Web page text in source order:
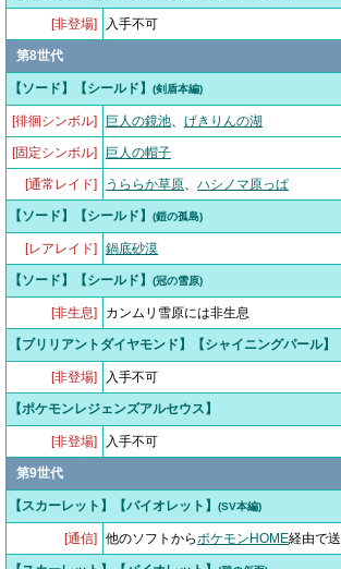
[非登場] 入手不可
第8世代
【ソード】【シールド】 (剣盾本編)
[徘徊シンボル] 巨人の鏡池、 げきりんの湖
[固定シンボル] 巨人の帽子
[通常レイド] うららか草原、 ハシノマ原っぱ
【ソード】【シールド】 (鎧の孤島)
[レアレイド] 鍋底砂漠
【ソード】【シールド】 (冠の雪原)
[非生息] カンムリ雪原には非生息
【ブリリアントダイヤモンド】【シャイニングパール】
[非登場] 入手不可
【ポケモンレジェンズアルセウス】
[非登場] 入手不可
第9世代
【スカーレット】【バイオレット】 (SV本編)
[通信] 他のソフトからポケモンHOME経由で